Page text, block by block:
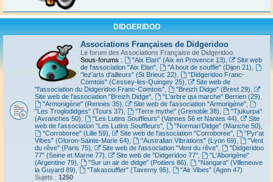
DIDGERIDOO
Associations Françaises de Didgeridoo
Le forum des Associations Française de Didgeridoo.
Sous-forums :
"Aix Elan" (Aix en Provence 13)
Site web
de l'association "Aix Elan"
"A bout de souffle" (Dijon 21)
"lez'arts d'ailleurs" (St Brieuc 22)
"Didgeridoo Franc-
Comtois" (Cessey-les-Quingey 25)
Site web de
"l'association du Didgeridoo Franc-Comtois"
"Breizh Didge" (Brest 29)
Site web de l'association "Breizh Didge"
"L'arbre qui marche" Berrien (29)
"Armonigène" (Rennes 35)
Site web de l'association "Armorigène",
"Les Troglodidges" (Tours 37)
"Terre mythe" (Grenoble 38)
"Tjukurpa"
(Avranches 50)
"Les Lutins Souffleurs" (Vannes 56 et Nantes 44)
Site
web de l'association "Les Lutins Souffleurs"
"Norman'Didge" (Manche 50)
"Corroboree" (Lille 59)
Site web de l'association "Corroboree",
"Pyr'at
Vibes" (Oloron-Sainte-Marie 64)
"Australian Vibrations" (Lyon 69)
"Vent
du rêve" (Paris 75)
Site web de l'association "Vent du rêve",
"Didgeridoo
77" (Seine et Marne 77)
Site web de "Didgeridoo 77",
"L'Aborigène"
(Argentine 79)
"Sur un air de didge" (Poitiers 86)
"Nangara" (Villeneuve
la Guyard 89)
"Takasouffler" (Taverny 95)
"Air Vibes" (Agen 47)
Sujets : 1250